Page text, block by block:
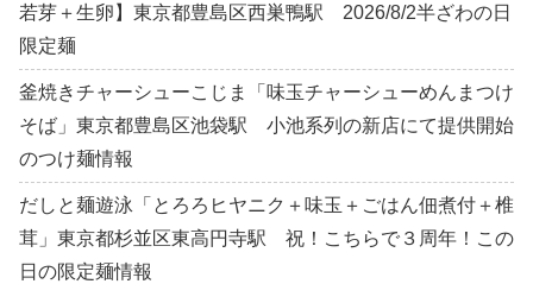
若芽＋生卵】東京都豊島区西巣鴨駅 2026/8/2半ざわの日
限定麺
釜焼きチャーシューこじま「味玉チャーシューめんまつけ
そば」東京都豊島区池袋駅 小池系列の新店にて提供開始
のつけ麺情報
だしと麺遊泳「とろろヒヤニク＋味玉＋ごはん佃煮付＋椎
茸」東京都杉並区東高円寺駅 祝！こちらで３周年！この
日の限定麺情報